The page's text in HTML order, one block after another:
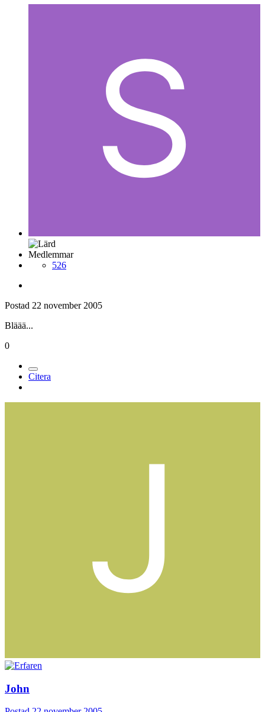
Medlemmar
526
Postad 22 november 2005
Bläää...
0
Citera
John